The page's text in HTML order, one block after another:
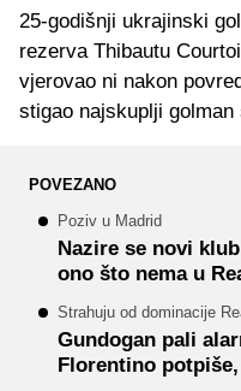
25-godišnji ukrajinski
rezerva Thibautu
vjerovao ni nakon
stigao najskuplji
POVEZANO
Poziv u Madrid
Nazire se novi
ono što nema u
Strahuju od dominacije
Gundogan pali
Florentino